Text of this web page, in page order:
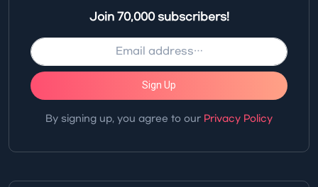
Join 70,000 subscribers!
Sign Up
By signing up, you agree to our Privacy Policy